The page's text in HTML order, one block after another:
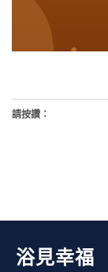
請按讚：
浴見幸福